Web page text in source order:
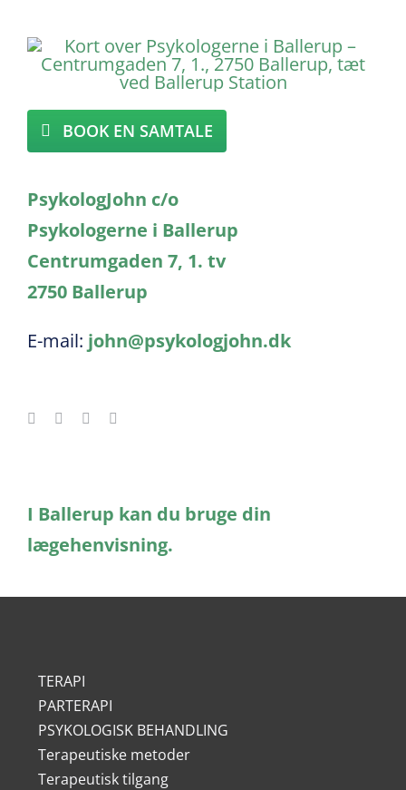
BOOK EN SAMTALE
PsykologJohn c/o
Psykologerne i Ballerup
Centrumgaden 7, 1. tv
2750 Ballerup
E-mail: john@psykologjohn.dk
I Ballerup kan du bruge din
lægehenvisning.
TERAPI
PARTERAPI
PSYKOLOGISK BEHANDLING
Terapeutiske metoder
Terapeutisk tilgang